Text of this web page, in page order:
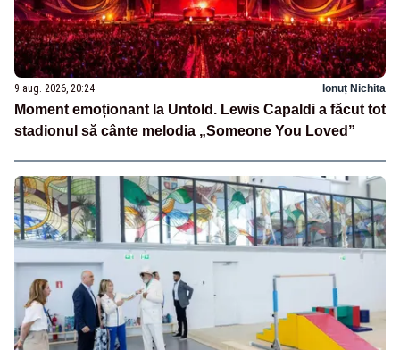
9 aug. 2026, 20:24 Ionuț Nichita
Moment emoționant la Untold. Lewis Capaldi a făcut tot
stadionul să cânte melodia „Someone You Loved”